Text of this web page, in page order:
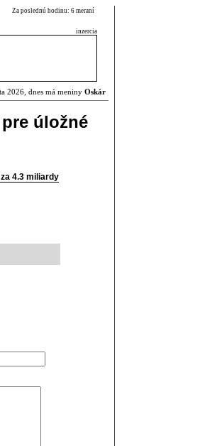
Za poslednú hodinu: 6 meraní
inzercia
2026, dnes má meniny Oskár
úložné
4.3 miliardy